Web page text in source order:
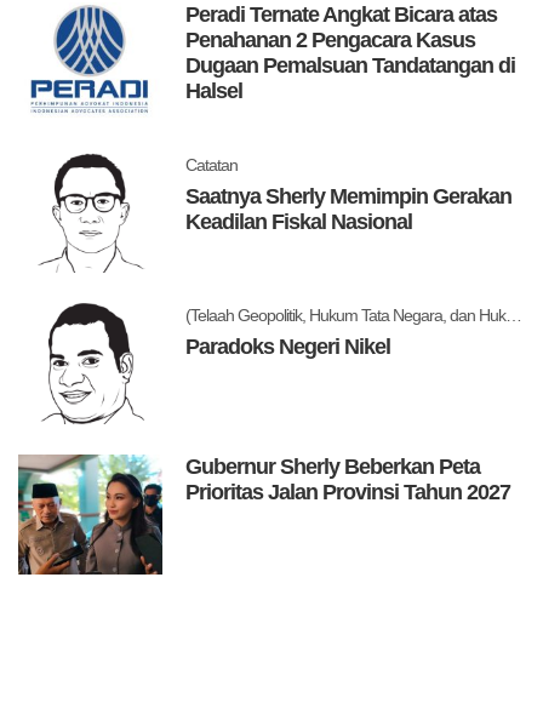
Peradi Ternate Angkat Bicara atas
Penahanan 2 Pengacara Kasus
Dugaan Pemalsuan Tandatangan di
Halsel
Catatan
Saatnya Sherly Memimpin Gerakan
Keadilan Fiskal Nasional
(Telaah Geopolitik, Hukum Tata Negara, dan Hukum Administrasi Negara)
Paradoks Negeri Nikel
Gubernur Sherly Beberkan Peta
Prioritas Jalan Provinsi Tahun 2027